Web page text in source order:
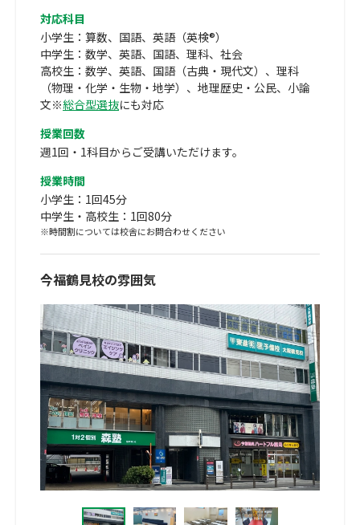
対応科目
小学生：算数、国語、英語（英検®）
中学生：数学、英語、国語、理科、社会
高校生：数学、英語、国語（古典・現代文）、理科
（物理・化学・生物・地学）、地理歴史・公民、小論
文※総合型選抜にも対応
授業回数
週1回・1科目からご受講いただけます。
授業時間
小学生：1回45分
中学生・高校生：1回80分
※時間割については校舎にお問合わせください
今福鶴見校の雰囲気